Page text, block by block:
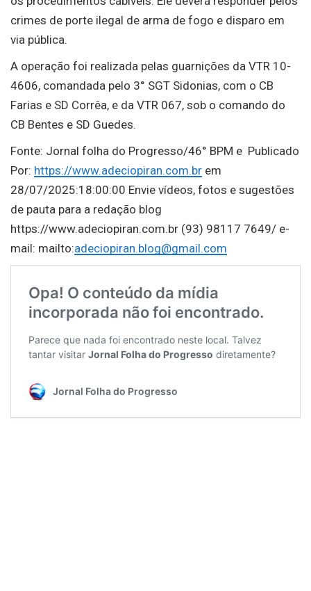
crimes de porte ilegal de arma de fogo e disparo em
via pública.
A operação foi realizada pelas guarnições da VTR 10-
4606, comandada pelo 3° SGT Sidonias, com o CB
Farias e SD Corrêa, e da VTR 067, sob o comando do
CB Bentes e SD Guedes.
Fonte: Jornal folha do Progresso/46° BPM e Publicado
Por: https://www.adeciopiran.com.br em
28/07/2025:18:00:00 Envie vídeos, fotos e sugestões
de pauta para a redação blog
https://www.adeciopiran.com.br (93) 98117 7649/ e-
mail: mailto:adeciopiran.blog@gmail.com